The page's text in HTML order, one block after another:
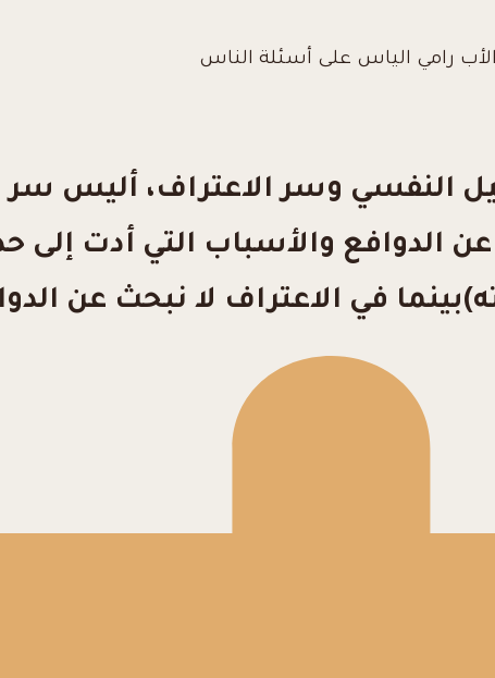
رامي الياس على أسئلة الناس
النفسي وسر الاعتراف، أليس
الدوافع والأسباب التي أدت
في الاعتراف لا نبحث عن